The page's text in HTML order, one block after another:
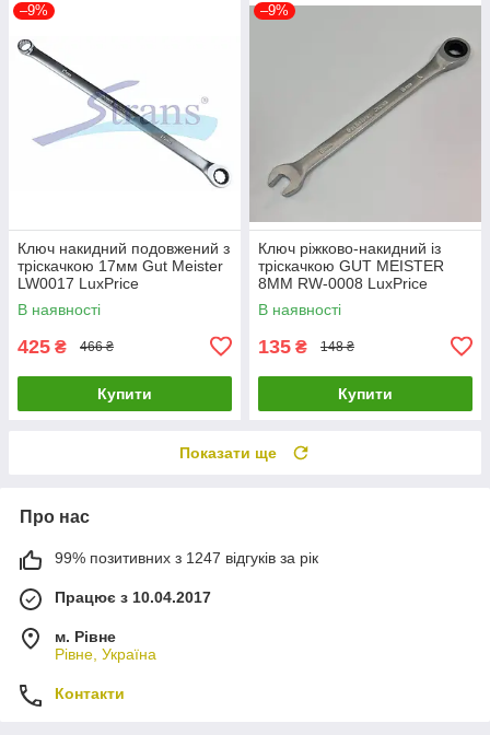
–9%
Ключ накидний подовжений з
тріскачкою 17мм Gut Meister
LW0017 LuxPrice
В наявності
425 ₴ 466 ₴
Купити
–9%
Ключ ріжково-накидний із
тріскачкою GUT MEISTER
8MM RW-0008 LuxPrice
В наявності
135 ₴ 148 ₴
Купити
Показати ще
Про нас
99% позитивних з 1247 відгуків за рік
Працює з 10.04.2017
м. Рівне
Рівне, Україна
Контакти